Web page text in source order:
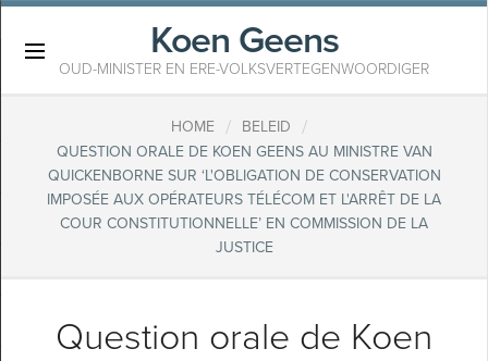
Koen Geens
OUD-MINISTER EN ERE-VOLKSVERTEGENWOORDIGER
HOME / BELEID /
QUESTION ORALE DE KOEN GEENS AU MINISTRE VAN
QUICKENBORNE SUR ‘L'OBLIGATION DE CONSERVATION
IMPOSÉE AUX OPÉRATEURS TÉLÉCOM ET L'ARRÊT DE LA
COUR CONSTITUTIONNELLE’ EN COMMISSION DE LA
JUSTICE
Question orale de Koen